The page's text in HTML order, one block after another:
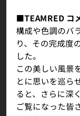
■TEAMRED コ
構成や色調のバ
り、その完成度
した。
この美しい風景
とに思いを巡ら
ると、さらに深
ご覧になった皆